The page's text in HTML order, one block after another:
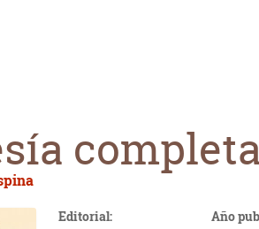
Editorial: Año